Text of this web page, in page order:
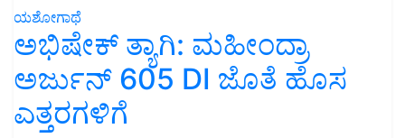
ಯಶೋಗಾಥೆ
ಅಭಿಷೇಕ್ ತ್ಯಾಗಿ: ಮಹೀಂದ್ರಾ
ಅರ್ಜುನ್ 605 DI ಜೊತೆ ಹೊಸ
ಎತ್ತರಗಳಿಗೆ